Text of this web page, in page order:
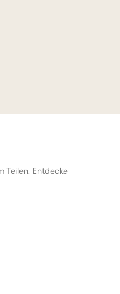
Teilen. Entdecke